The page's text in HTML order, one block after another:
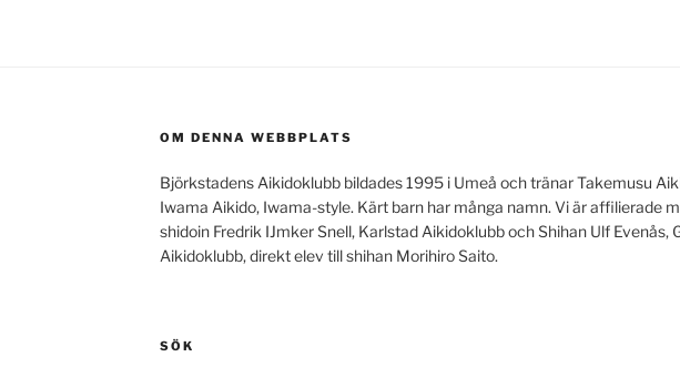
OM DENNA WEBBPLATS
Björkstadens Aikidoklubb bildades 1995 i Umeå och tränar Takemusu
Iwama Aikido, Iwama-style. Kärt barn har många namn. Vi är affilierade
shidoin Fredrik IJmker Snell, Karlstad Aikidoklubb och Shihan Ulf Evenås,
Aikidoklubb, direkt elev till shihan Morihiro Saito.
SÖK